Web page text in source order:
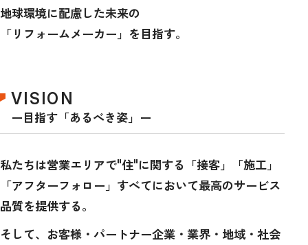
地球環境に配慮した未来の
「リフォームメーカー」を目指す。
VISION
ー目指す「あるべき姿」ー
私たちは営業エリアで"住"に関する「接客」「施工」
「アフターフォロー」 すべてにおいて最高のサービス
品質を提供する。
そして、お客様・パートナー企業・業界・地域・社会